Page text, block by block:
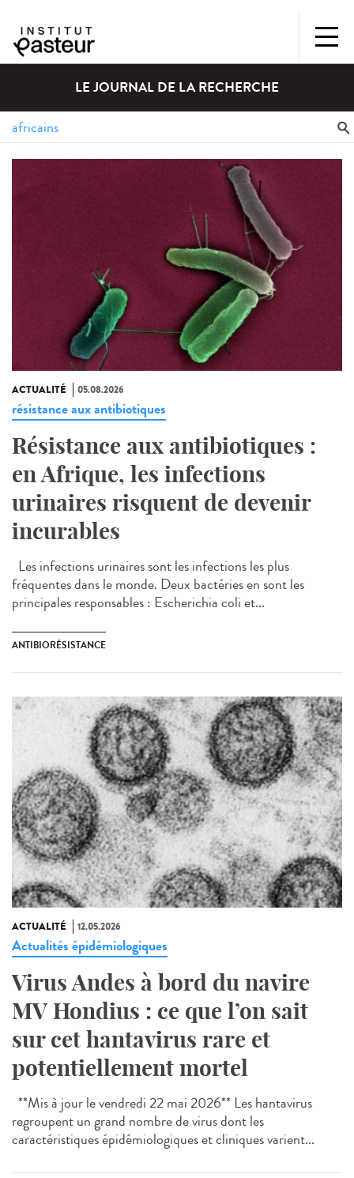
LE JOURNAL DE LA RECHERCHE
ACTUALITÉ 05.08.2026
résistance aux antibiotiques
Résistance aux antibiotiques :
en Afrique, les infections
urinaires risquent de devenir
incurables
Les infections urinaires sont les infections les plus
fréquentes dans le monde. Deux bactéries en sont les
principales responsables : Escherichia coli et...
ANTIBIORÉSISTANCE
ACTUALITÉ 12.05.2026
Actualités épidémiologiques
Virus Andes à bord du navire
MV Hondius : ce que l’on sait
sur cet hantavirus rare et
potentiellement mortel
**Mis à jour le vendredi 22 mai 2026** Les hantavirus
regroupent un grand nombre de virus dont les
caractéristiques épidémiologiques et cliniques varient...